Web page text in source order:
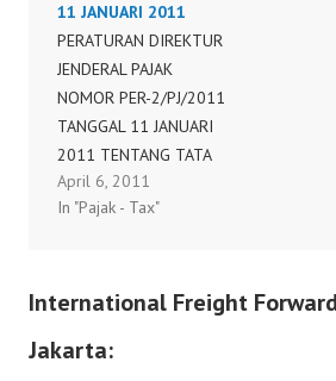
PEMBERITAHUAN MASA
PAJAK PERTAMBAHAN
NILAI (SPT MASA PPN)
11 JANUARI 2011
PERATURAN DIREKTUR
JENDERAL PAJAK
NOMOR PER-2/PJ/2011
TANGGAL 11 JANUARI
2011 TENTANG TATA
CARA PENERIMAAN DAN
PENGOLAHAN SURAT
NILAI (SPT MASA PPN)
April 6, 2011
In "Pajak - Tax"
International Freight
Jakarta: